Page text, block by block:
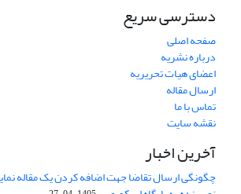
دسترسی سریع
صفحه اصلی
درباره نشریه
اعضای هیات تحریریه
ارسال مقاله
تماس با ما
نقشه سایت
آخرین اخبار
چگونگی ارسال تقاضا جهت اضافه کردن یک مقاله